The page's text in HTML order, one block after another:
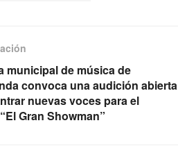
municipal de música de
convoca una audición abierta
nuevas voces para el
Gran Showman”